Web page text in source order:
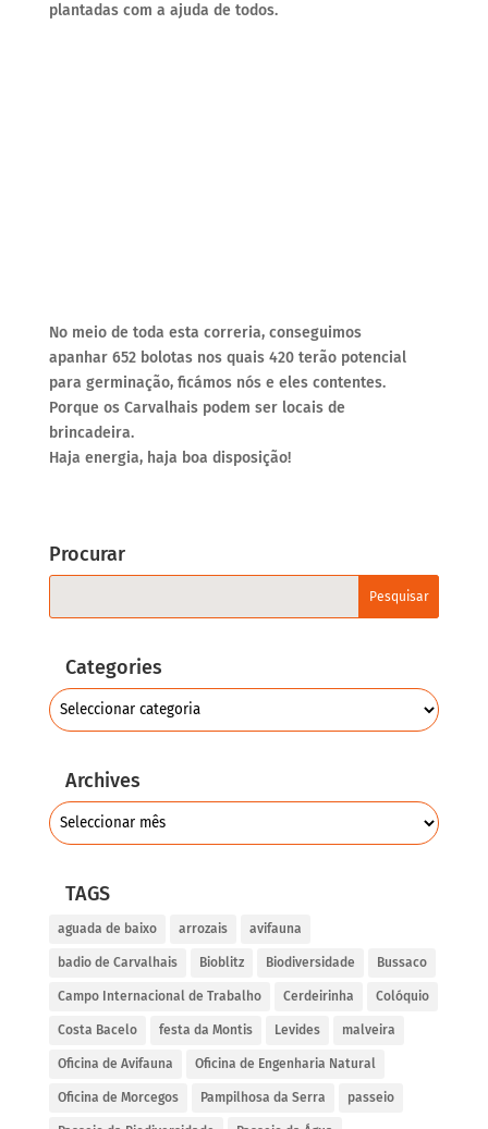
plantadas com a ajuda de todos.
No meio de toda esta correria, conseguimos
apanhar 652 bolotas nos quais 420 terão potencial
para germinação, ficámos nós e eles contentes.
Porque os Carvalhais podem ser locais de
brincadeira.
Haja energia, haja boa disposição!
Procurar
Categories
Archives
TAGS
aguada de baixo arrozais avifauna
badio de Carvalhais Bioblitz Biodiversidade Bussaco
Campo Internacional de Trabalho Cerdeirinha Colóquio
Costa Bacelo festa da Montis Levides malveira
Oficina de Avifauna Oficina de Engenharia Natural
Oficina de Morcegos Pampilhosa da Serra passeio